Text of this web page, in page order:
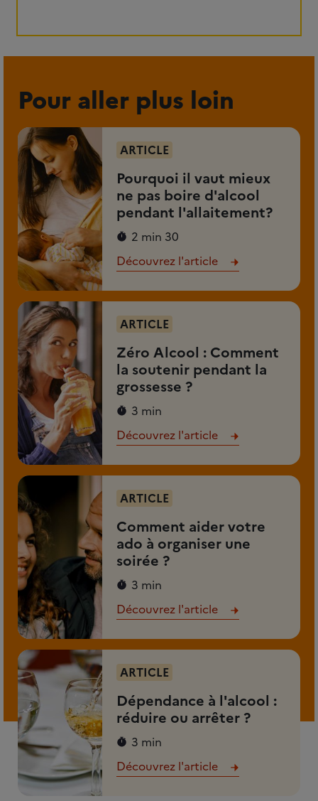
Pour aller plus loin
ARTICLE
Pourquoi il vaut mieux
ne pas boire d'alcool
pendant l'allaitement?
2 min 30
Découvrez l'article
ARTICLE
Zéro Alcool : Comment
la soutenir pendant la
grossesse ?
3 min
Découvrez l'article
ARTICLE
Comment aider votre
ado à organiser une
soirée ?
3 min
Découvrez l'article
ARTICLE
Dépendance à l'alcool :
réduire ou arrêter ?
3 min
Découvrez l'article